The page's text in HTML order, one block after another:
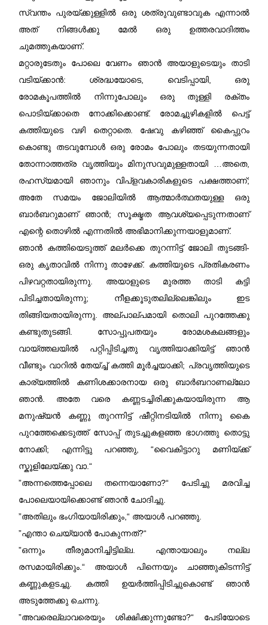
സ്വന്തം പുരയ്ക്കുള്ളിൽ ഒരു ശത്രുവുണ്ടാവുക എന്നാൽ
അത് നിങ്ങൾക്കു മേൽ ഒരു ഉത്തരവാദിത്തം
ചുമത്തുകയാണ്‌.
മറ്റാരുടേതും പോലെ വേണം ഞാൻ അയാളുടെയും താടി
വടിയ്ക്കാൻ: ശ്രദ്ധയോടെ, വെടിപ്പായി, ഒരു
രോമകൂപത്തിൽ നിന്നുപോലും ഒരു തുള്ളി രക്തം
പൊടിയ്ക്കാതെ നോക്കിക്കൊണ്ട്. രോമച്ചുഴികളിൽ പെട്ട്
കത്തിയുടെ വഴി തെറ്റാതെ. ഷേവു കഴിഞ്ഞ് കൈപ്പുറം
കൊണ്ടു തടവുമ്പോൾ ഒരു രോമം പോലും തടയുന്നതായി
തോന്നാത്തത്ര വൃത്തിയും മിനുസവുമുള്ളതായി …അതെ,
രഹസ്യമായി ഞാനും വിപ്ളവകാരികളുടെ പക്ഷത്താണ്‌;
അതേ സമയം ജോലിയിൽ ആത്മാർത്ഥതയുള്ള ഒരു
ബാർബറുമാണ്‌ ഞാൻ; സൂക്ഷ്മത ആവശ്യപ്പെടുന്നതാണ്‌
എന്റെ തൊഴിൽ എന്നതിൽ അഭിമാനിക്കുന്നയാളുമാണ്‌.
ഞാൻ കത്തിയെടുത്ത് മലർക്കെ തുറന്നിട്ട് ജോലി തുടങ്ങി-
ഒരു കൃതാവിൽ നിന്നു താഴേക്ക്. കത്തിയുടെ പ്രതികരണം
പിഴവറ്റതായിരുന്നു. അയാളുടെ മുരത്ത താടി കട്ടി
പിടിച്ചതായിരുന്നു; നീളക്കൂടുതലില്ലെങ്കിലും ഇട
തിങ്ങിയതായിരുന്നു. അല്പാല്പമായി തൊലി പുറത്തേക്കു
കണ്ടുതുടങ്ങി. സോപ്പുപതയും രോമശകലങ്ങളും
വായ്ത്തലയിൽ പറ്റിപ്പിടിച്ചതു വൃത്തിയാക്കിയിട്ട് ഞാൻ
വീണ്ടും വാറിൽ തേയ്ച്ച് കത്തി മൂർച്ചയാക്കി; പ്രവൃത്തിയുടെ
കാര്യത്തിൽ കണിശക്കാരനായ ഒരു ബാർബറാണല്ലോ
ഞാൻ. അതേ വരെ കണ്ണടച്ചിരിക്കുകയായിരുന്ന ആ
മനുഷ്യൻ കണ്ണു തുറന്നിട്ട് ഷീറ്റിനടിയിൽ നിന്നു കൈ
പുറത്തേക്കെടുത്ത് സോപ്പ് തുടച്ചുകളഞ്ഞ ഭാഗത്തു തൊട്ടു
നോക്കി; എന്നിട്ടു പറഞ്ഞു, “വൈകിട്ടാറു മണിയ്ക്ക്
സ്കൂളിലേയ്ക്കു വാ.“
”അന്നത്തെപ്പോലെ തന്നെയാണോ?“ പേടിച്ചു മരവിച്ച
പോലെയായിക്കൊണ്ട് ഞാൻ ചോദിച്ചു.
”അതിലും ഭംഗിയായിരിക്കും,“ അയാൾ പറഞ്ഞു.
”എന്താ ചെയ്യാൻ പോകുന്നത്?“
”ഒന്നും തീരുമാനിച്ചിട്ടില്ല. എന്തായാലും നല്ല
രസമായിരിക്കും.“ അയാൾ പിന്നെയും ചാഞ്ഞുകിടന്നിട്ട്
കണ്ണുകളടച്ചു. കത്തി ഉയർത്തിപ്പിടിച്ചുകൊണ്ട് ഞാൻ
അടുത്തേക്കു ചെന്നു.
”അവരെല്ലാവരെയും ശിക്ഷിക്കുന്നുണ്ടോ?“ പേടിയോടെ